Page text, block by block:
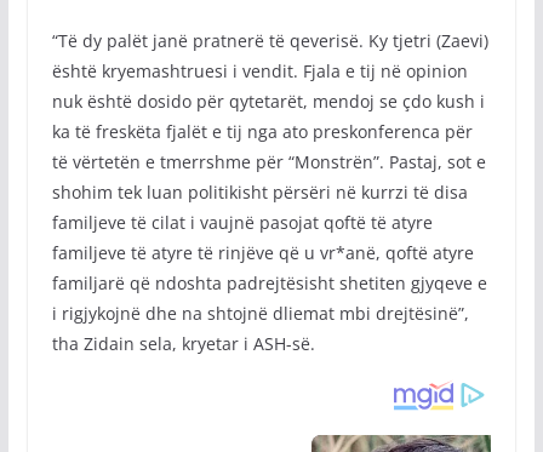
“Të dy palët janë pratnerë të qeverisë. Ky tjetri (Zaevi)
është kryemashtruesi i vendit. Fjala e tij në opinion
nuk është dosido për qytetarët, mendoj se çdo kush i
ka të freskëta fjalët e tij nga ato preskonferenca për
të vërtetën e tmerrshme për “Monstrën”. Pastaj, sot e
shohim tek luan politikisht përsëri në kurrzi të disa
familjeve të cilat i vaujnë pasojat qoftë të atyre
familjeve të atyre të rinjëve që u vr*anë, qoftë atyre
familjarë që ndoshta padrejtësisht shetiten gjyqeve e
i rigjykojnë dhe na shtojnë dliemat mbi drejtësinë”,
tha Zidain sela, kryetar i ASH-së.